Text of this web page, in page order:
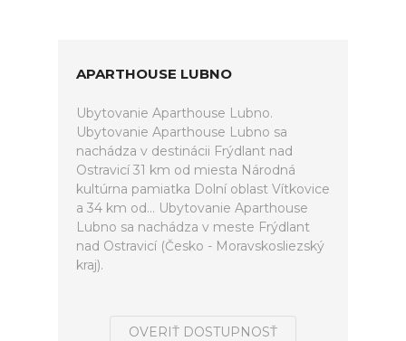
APARTHOUSE LUBNO
Ubytovanie Aparthouse Lubno.
Ubytovanie Aparthouse Lubno sa
nachádza v destinácii Frýdlant nad
Ostravicí 31 km od miesta Národná
kultúrna pamiatka Dolní oblast Vítkovice
a 34 km od... Ubytovanie Aparthouse
Lubno sa nachádza v meste Frýdlant
nad Ostravicí (Česko - Moravskosliezský
kraj).
OVERIŤ DOSTUPNOSŤ